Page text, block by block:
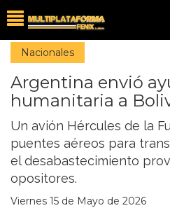
Nacionales
Argentina envió
humanitaria a
Un avión Hércules de la
puentes aéreos para
el desabastecimiento
opositores.
Viernes 15 de Mayo de 2026